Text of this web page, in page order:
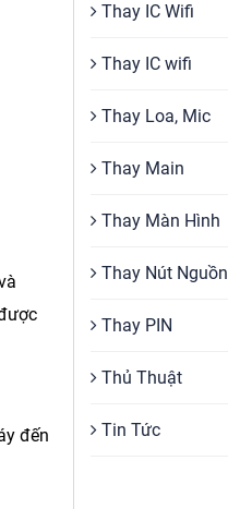
đến
Thay IC Wifi
Thay IC wifi
Thay Loa, Mic
Thay Main
Thay Màn Hình
Thay Nút Nguồn
Thay PIN
Thủ Thuật
Tin Tức